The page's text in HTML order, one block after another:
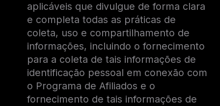
aplicáveis ​​que divulgue de forma clara
e completa todas as práticas de
coleta, uso e compartilhamento de
informações, incluindo o fornecimento
para a coleta de tais informações de
identificação pessoal em conexão com
o Programa de Afiliados e o
fornecimento de tais informações de